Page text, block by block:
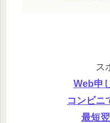
ス
Web申
コンビニ
最短